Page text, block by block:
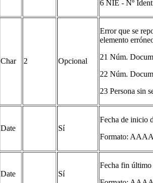
6 NIE - Nº
Char 2 Opcional
Error que se
elemento
21 Núm.
22 Núm.
23 Persona sin
Date Sí
Fecha de inicio
Formato:
Date Sí
Fecha fin